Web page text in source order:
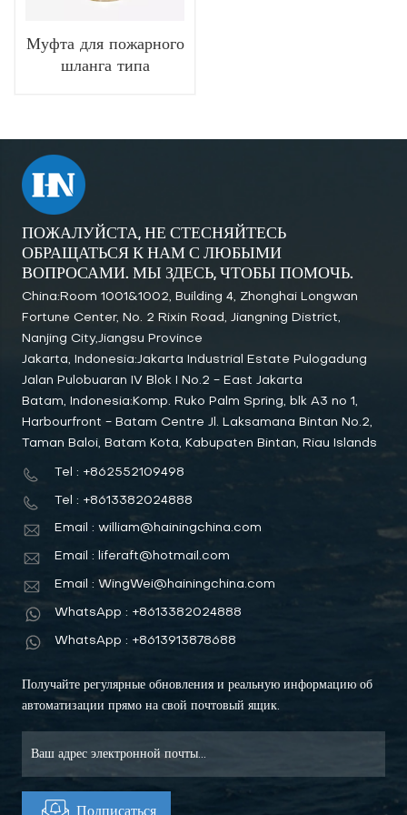
Муфта для пожарного
шланга типа
ПОЖАЛУЙСТА, НЕ СТЕСНЯЙТЕСЬ
ОБРАЩАТЬСЯ К НАМ С ЛЮБЫМИ
ВОПРОСАМИ. МЫ ЗДЕСЬ, ЧТОБЫ ПОМОЧЬ.
China:Room 1001&1002, Building 4, Zhonghai Longwan
Fortune Center, No. 2 Rixin Road, Jiangning District,
Nanjing City,Jiangsu Province
Jakarta, Indonesia:Jakarta Industrial Estate Pulogadung
Jalan Pulobuaran IV Blok I No.2 - East Jakarta
Batam, Indonesia:Komp. Ruko Palm Spring, blk A3 no 1,
Harbourfront - Batam Centre Jl. Laksamana Bintan No.2,
Taman Baloi, Batam Kota, Kabupaten Bintan, Riau Islands
Tel : +862552109498
Tel : +8613382024888
Email : william@hainingchina.com
Email : liferaft@hotmail.com
Email : WingWei@hainingchina.com
WhatsApp : +8613382024888
WhatsApp : +8613913878688
Получайте регулярные обновления и реальную информацию об
автоматизации прямо на свой почтовый ящик.